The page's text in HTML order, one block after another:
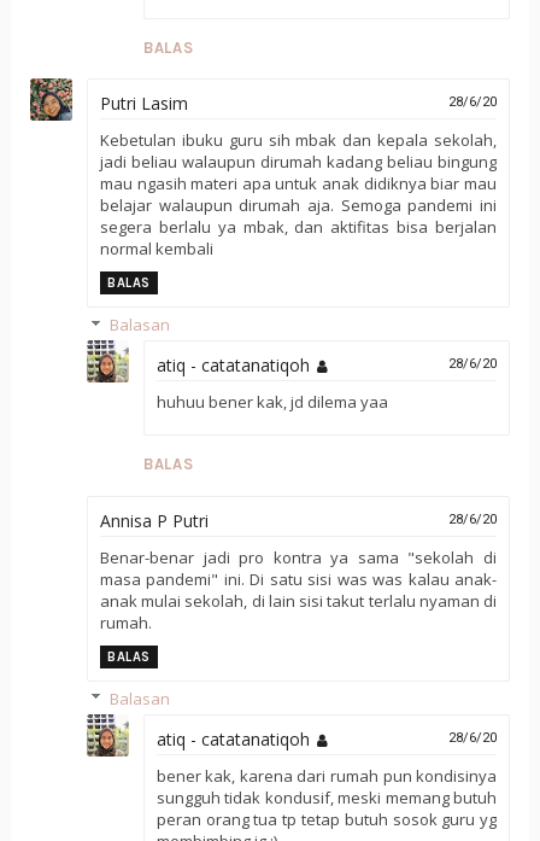
BALAS
Putri Lasim 28/6/20
Kebetulan ibuku guru sih mbak dan kepala sekolah,
jadi beliau walaupun dirumah kadang beliau bingung
mau ngasih materi apa untuk anak didiknya biar mau
belajar walaupun dirumah aja. Semoga pandemi ini
segera berlalu ya mbak, dan aktifitas bisa berjalan
normal kembali
BALAS
Balasan
atiq - catatanatiqoh 28/6/20
huhuu bener kak, jd dilema yaa
BALAS
Annisa P Putri 28/6/20
Benar-benar jadi pro kontra ya sama "sekolah di
masa pandemi" ini. Di satu sisi was was kalau anak-
anak mulai sekolah, di lain sisi takut terlalu nyaman di
rumah.
BALAS
Balasan
atiq - catatanatiqoh 28/6/20
bener kak, karena dari rumah pun kondisinya
sungguh tidak kondusif, meski memang butuh
peran orang tua tp tetap butuh sosok guru yg